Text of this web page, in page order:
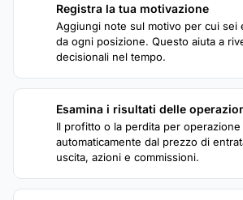
Registra la tua motivazione
Aggiungi note sul motivo per cui sei
da ogni posizione. Questo aiuta a
decisionali nel tempo.
Esamina i risultati delle
Il profitto o la perdita per
automaticamente dal prezzo di
uscita, azioni e commissioni.